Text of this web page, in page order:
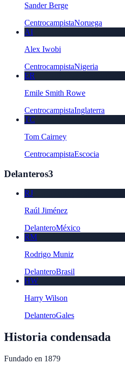
Sander Berge
CentrocampistaNoruega
AI
Alex Iwobi
CentrocampistaNigeria
ER
Emile Smith Rowe
CentrocampistaInglaterra
TC
Tom Cairney
CentrocampistaEscocia
Delanteros3
RJ
Raúl Jiménez
DelanteroMéxico
RM
Rodrigo Muniz
DelanteroBrasil
HW
Harry Wilson
DelanteroGales
Historia condensada
Fundado en 1879